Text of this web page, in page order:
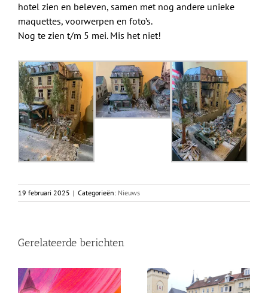
hotel zien en beleven, samen met nog andere unieke
maquettes, voorwerpen en foto’s.
Nog te zien t/m 5 mei. Mis het niet!
19 februari 2025 | Categorieën: Nieuws
Gerelateerde berichten